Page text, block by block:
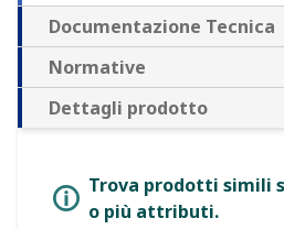
Documentazione Tecnica
Normative
Dettagli prodotto
Trova prodotti simili
o più attributi.